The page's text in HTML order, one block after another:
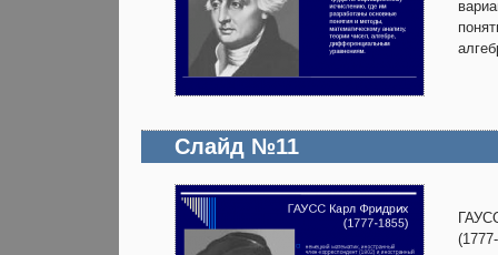
Слайд №11